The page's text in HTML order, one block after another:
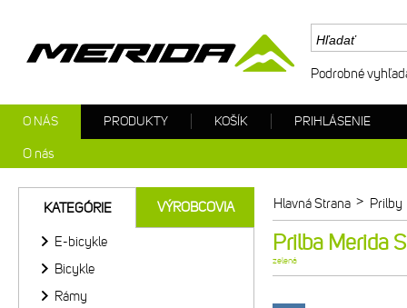
Hlavná Strana > Prilby
Prilba Merida
zelená
KATEGÓRIE VÝROBCOVIA
E-bicykle
Bicykle
Rámy
Podrobné
O NÁS
O nás
PRODUKTY KOŠÍK PRIHLÁSENIE